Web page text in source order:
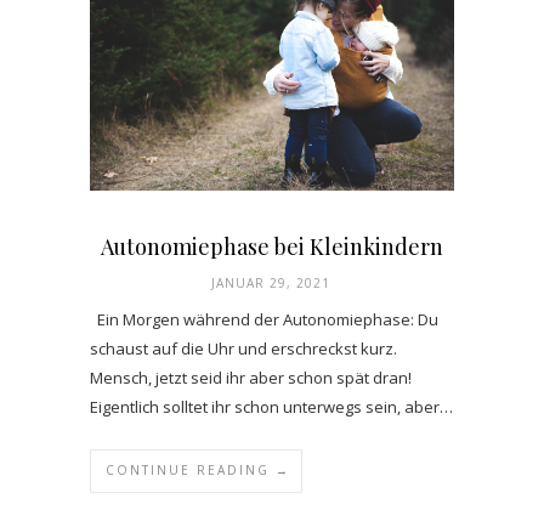
Autonomiephase bei Kleinkindern
JANUAR 29, 2021
Ein Morgen während der Autonomiephase: Du
schaust auf die Uhr und erschreckst kurz.
Mensch, jetzt seid ihr aber schon spät dran!
Eigentlich solltet ihr schon unterwegs sein, aber…
CONTINUE READING →